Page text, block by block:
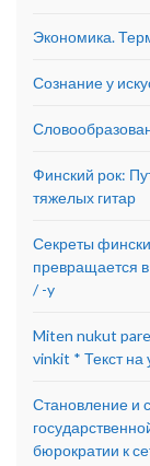
Экономика.
Сознание у
Финский рок:
тяжелых гитар
Секреты
превращается
/ -y
Miten nukut
vinkit * Текст
Становление и
бюрократии к